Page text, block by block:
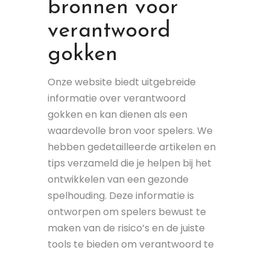
bronnen voor
verantwoord
gokken
Onze website biedt uitgebreide
informatie over verantwoord
gokken en kan dienen als een
waardevolle bron voor spelers. We
hebben gedetailleerde artikelen en
tips verzameld die je helpen bij het
ontwikkelen van een gezonde
spelhouding. Deze informatie is
ontworpen om spelers bewust te
maken van de risico’s en de juiste
tools te bieden om verantwoord te